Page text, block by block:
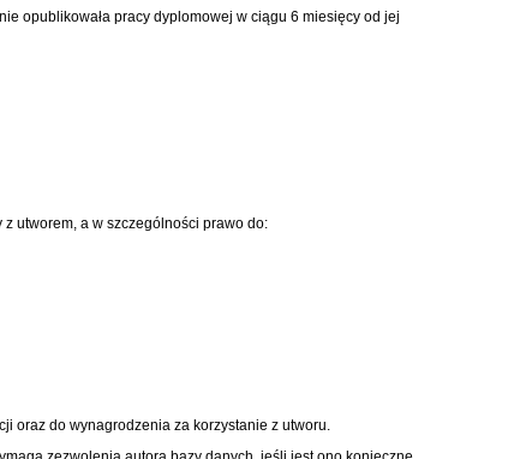
opublikowała pracy dyplomowej w ciągu 6 miesięcy od jej
utworem, a w szczególności prawo do:
oraz do wynagrodzenia za korzystanie z utworu.